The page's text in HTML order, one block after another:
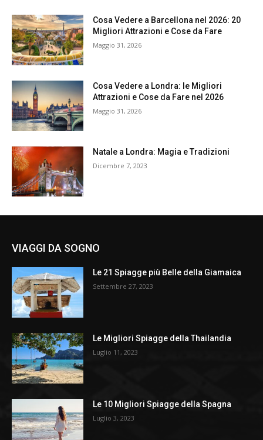
Cosa Vedere a Barcellona nel 2026: 20
Migliori Attrazioni e Cose da Fare
Maggio 31, 2026
Cosa Vedere a Londra: le Migliori
Attrazioni e Cose da Fare nel 2026
Maggio 31, 2026
Natale a Londra: Magia e Tradizioni
Dicembre 7, 2023
VIAGGI DA SOGNO
Le 21 Spiagge più Belle della Giamaica
Settembre 27, 2023
Le Migliori Spiagge della Thailandia
Luglio 11, 2023
Le 10 Migliori Spiagge della Spagna
Luglio 3, 2023